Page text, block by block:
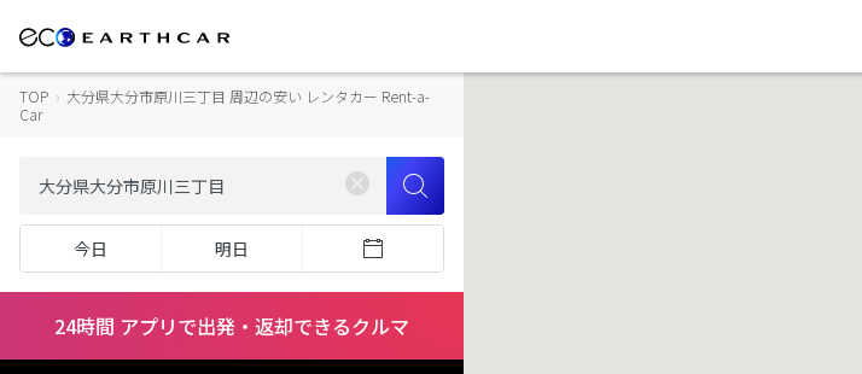
TOP › 大分県大分市原川三丁目 周辺の安い レンタカー Rent-a-
Car
今日 明日
24時間 アプリで出発・返却できるクルマ